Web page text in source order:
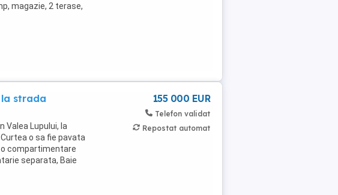
magazie, 2 terase,
la strada
Valea Lupului, la
o sa fie pavata
o compartimentare
separata, Baie
155 000 EUR
Telefon validat
Repostat automat